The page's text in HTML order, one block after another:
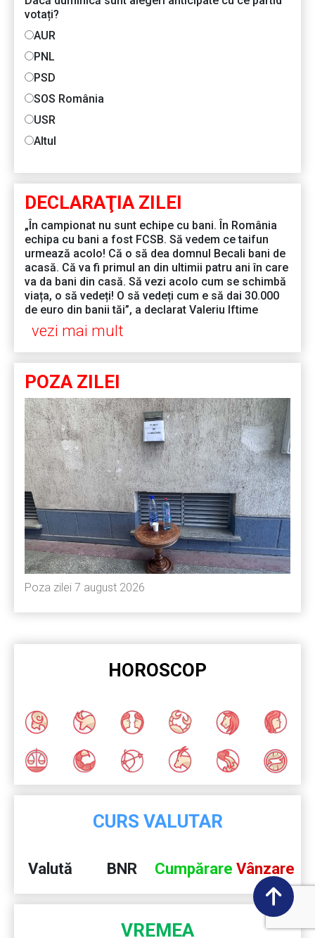
votați?
AUR
PNL
PSD
SOS România
USR
Altul
DECLARAŢIA ZILEI
„În campionat nu sunt echipe cu bani. În România
echipa cu bani a fost FCSB. Să vedem ce taifun
urmează acolo! Că o să dea domnul Becali bani de
acasă. Că va fi primul an din ultimii patru ani în care
va da bani din casă. Să vezi acolo cum se schimbă
viața, o să vedeți! O să vedeți cum e să dai 30.000
de euro din banii tăi”, a declarat Valeriu Iftime
vezi mai mult
POZA ZILEI
Poza zilei 7 august 2026
HOROSCOP
CURS VALUTAR
Valută BNR Cumpărare Vânzare
VREMEA